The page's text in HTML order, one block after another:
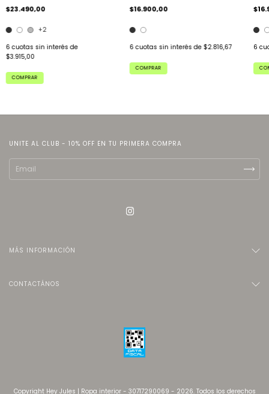
$23.490,00
+2
6 cuotas sin interés de
$3.915,00
COMPRAR
$16.900,00
6 cuotas sin interés de $2.816,67
COMPRAR
6
UNITE AL CLUB - 10% OFF EN TU PRIMERA COMPRA
MÁS INFORMACIÓN
CONTACTÁNOS
Copyright Hey Jules | Ropa interior - 30717290069 - 2026. Todos los derechos